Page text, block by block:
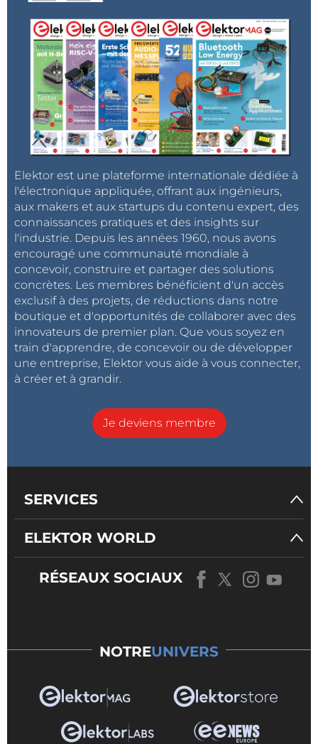
Elektor est une plateforme internationale dédiée à
l'électronique appliquée, offrant aux ingénieurs,
aux makers et aux startups du contenu expert, des
connaissances pratiques et des insights sur
l'industrie. Depuis les années 1960, nous avons
encouragé une communauté mondiale à
concevoir, construire et partager des solutions
concrètes. Les membres bénéficient d'un accès
exclusif à des projets, de réductions dans notre
boutique et d'opportunités de collaborer avec des
innovateurs de premier plan. Que vous soyez en
train d'apprendre, de concevoir ou de développer
une entreprise, Elektor vous aide à vous connecter,
à créer et à grandir.
Je deviens membre
SERVICES
ELEKTOR WORLD
RÉSEAUX SOCIAUX
NOTREUNIVERS